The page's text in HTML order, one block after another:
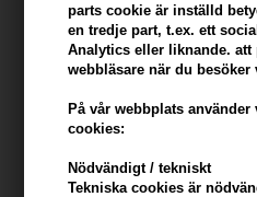
parts cookie är inställd
en tredje part, t.ex. ett
Analytics eller liknande.
webbläsare när du besöker
På vår webbplats
cookies:
Nödvändigt / tekniskt
Tekniska cookies är
Beskrivning Recensioner
L'Oréal Pro Serie Expert Metal Dx
Metal DX Mask 250ml